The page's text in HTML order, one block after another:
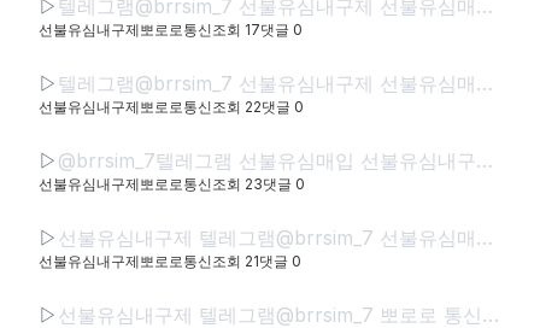
▷ 텔레그램@brrsim_7 선불유심내구제 선불유심매입 뽀로로통신 급전 정부정책자금생활안정생계급전지원금 선불유심구매 연체자바로소액급전
선불유심내구제뽀로로통신조회 17댓글 0
▷ 텔레그램@brrsim_7 선불유심내구제 선불유심매입 뽀로로통신 직장인바로소액급전 선불유심구매 급전 연체자바로소액급전 근로복지공단긴급생계비
선불유심내구제뽀로로통신조회 22댓글 0
▷ @brrsim_7텔레그램 선불유심매입 선불유심내구제 뽀로로통신 선불유심현금화하는업체 프리랜서소액급전 선불폰유심매입합니다 급전 선불유심구매 바로정산
선불유심내구제뽀로로통신조회 23댓글 0
▷ 선불유심내구제 텔레그램@brrsim_7 선불유심매입 뽀로로통신 급전 모바일급전 저신용자비상금소액 유심칩매입문의 선불유심구매
선불유심내구제뽀로로통신조회 21댓글 0
▷ 선불유심내구제 텔레그램@brrsim_7 뽀로로 통신 선불유심매입 급전 신뢰와 정직으로 함께하는 금융 파트너,뽀로로 통신 정식등록된 선불유심내구제 선불유심구매 정식업체로서 고객 여